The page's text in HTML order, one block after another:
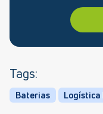
Tags:
Baterias Logística